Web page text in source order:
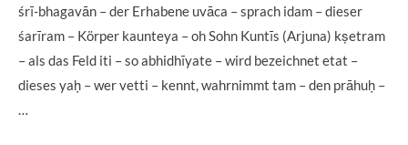
śrī-bhagavān – der Erhabene uvāca – sprach idam – dieser
śarīram – Körper kaunteya – oh Sohn Kuntīs (Arjuna) kṣetram
– als das Feld iti – so abhidhīyate – wird bezeichnet etat –
dieses yaḥ – wer vetti – kennt, wahrnimmt tam – den prāhuḥ –
…